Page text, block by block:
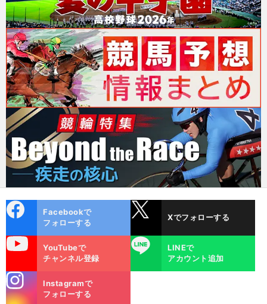
ok
Facebookで
フォローする
Xでフォローする
YouTubeで
チャンネル登録
LINE
LINEで
アカウント追加
m
Instagramで
フォローする